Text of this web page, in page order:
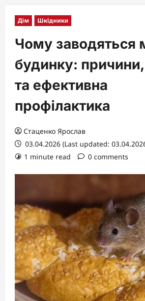
Дім Шкідники
Чому заводяться
будинку: причини,
та ефективна
профілактика
Стаценко Ярослав
03.04.2026 (Last updated:
1 minute read
0 comments